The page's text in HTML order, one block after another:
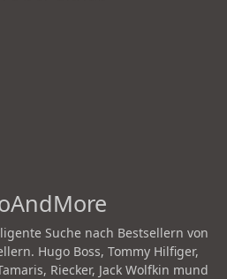
Suche nach Bestsellern von
Hugo Boss, Tommy Hilfiger,
Riecker, Jack Wolfkin mund